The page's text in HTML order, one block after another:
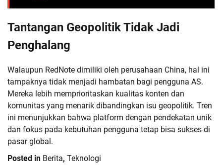
Tantangan Geopolitik Tidak Jadi
Penghalang
Walaupun RedNote dimiliki oleh perusahaan China, hal ini
tampaknya tidak menjadi hambatan bagi pengguna AS.
Mereka lebih memprioritaskan kualitas konten dan
komunitas yang menarik dibandingkan isu geopolitik. Tren
ini menunjukkan bahwa platform dengan pendekatan unik
dan fokus pada kebutuhan pengguna tetap bisa sukses di
pasar global.
Posted in Berita, Teknologi